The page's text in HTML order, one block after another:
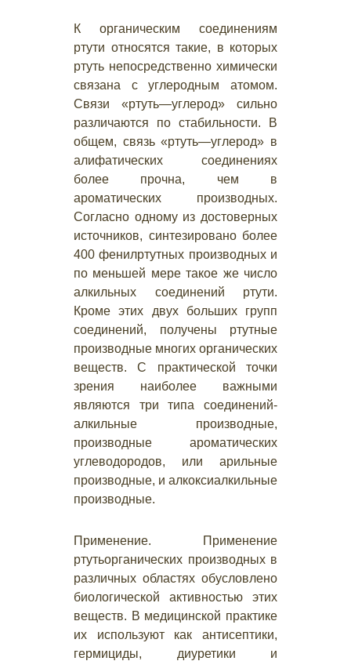
К органическим соединениям
ртути относятся такие, в которых
ртуть непосредственно химически
связана с углеродным атомом.
Связи «ртуть—углерод» сильно
различаются по стабильности. В
общем, связь «ртуть—углерод» в
алифатических соединениях
более прочна, чем в
ароматических производных.
Согласно одному из достоверных
источников, синтезировано более
400 фенилртутных производных и
по меньшей мере такое же число
алкильных соединений ртути.
Кроме этих двух больших групп
соединений, получены ртутные
производные многих органических
веществ. С практической точки
зрения наиболее важными
являются три типа соединений-
алкильные производные,
производные ароматических
углеводородов, или арильные
производные, и алкоксиалкильные
производные.
Применение. Применение
ртутьорганических производных в
различных областях обусловлено
биологической активностью этих
веществ. В медицинской практике
их используют как антисептики,
гермициды, диуретики и